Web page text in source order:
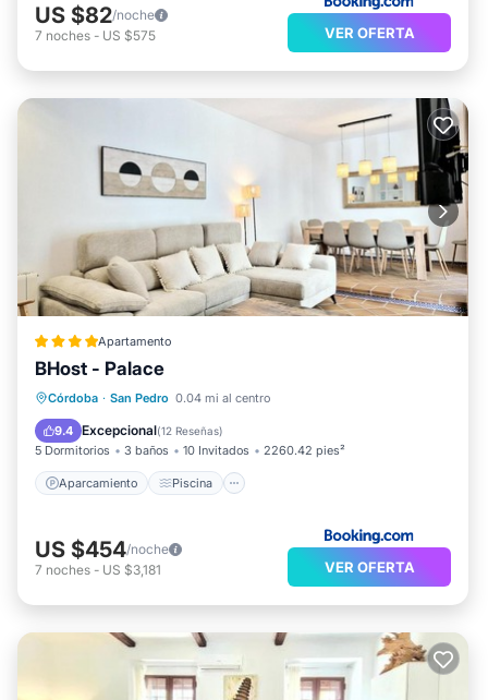
US $82/noche
7 noches - US $575 VER OFERTA
Apartamento
BHost - Palace
Córdoba · San Pedro 0.04 mi al centro
9.4 Excepcional(12 Reseñas)
5 Dormitorios 3 baños 10 Invitados 2260.42 pies²
Aparcamiento Piscina
Aparcamiento
Piscina
Balcón/Terraza
US $454/noche
7 noches - US $3,181 VER OFERTA